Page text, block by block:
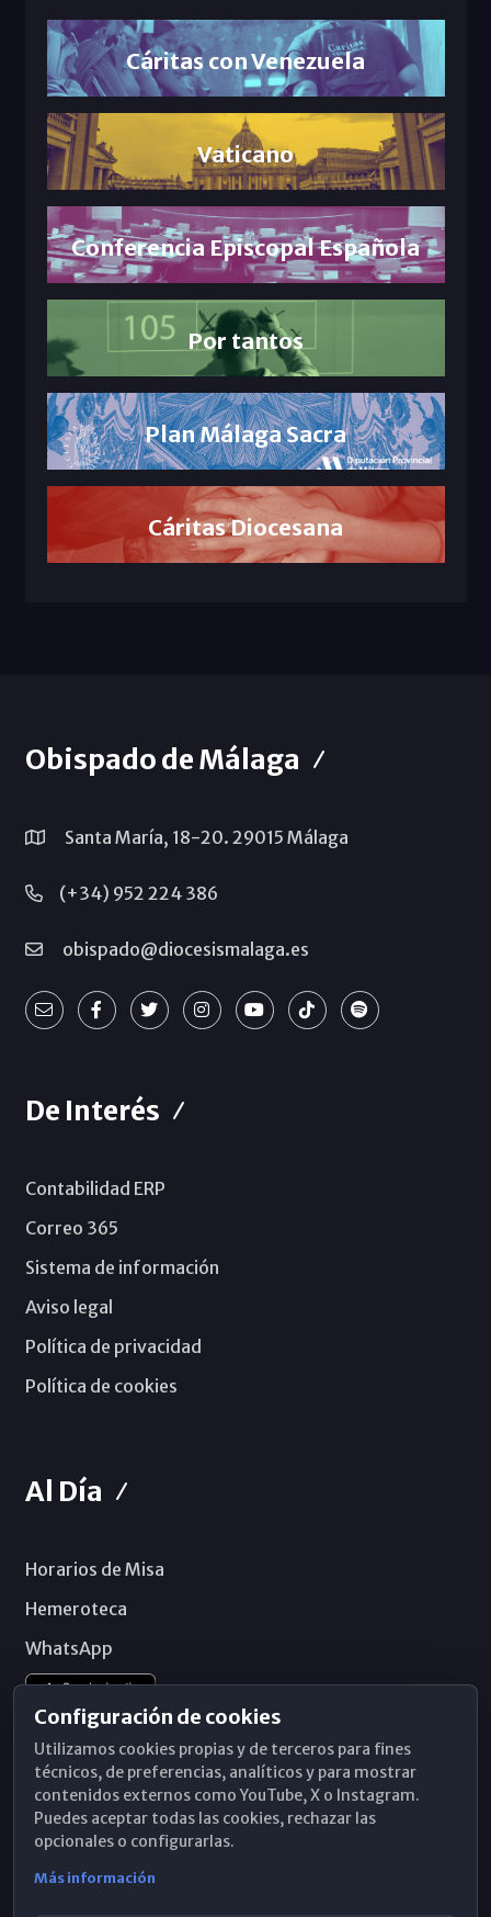
Cáritas con Venezuela
Vaticano
Conferencia Episcopal Española
Por tantos
Plan Málaga Sacra
Cáritas Diocesana
Obispado de Málaga
Santa María, 18-20. 29015 Málaga
(+34) 952 224 386
obispado@diocesismalaga.es
De Interés
Contabilidad ERP
Correo 365
Sistema de información
Aviso legal
Política de privacidad
Política de cookies
Al Día
Horarios de Misa
Hemeroteca
WhatsApp
Configuración de cookies
Utilizamos cookies propias y de terceros para fines
técnicos, de preferencias, analíticos y para mostrar
contenidos externos como YouTube, X o Instagram.
Puedes aceptar todas las cookies, rechazar las
opcionales o configurarlas.
Más información